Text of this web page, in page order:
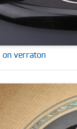
on verraton